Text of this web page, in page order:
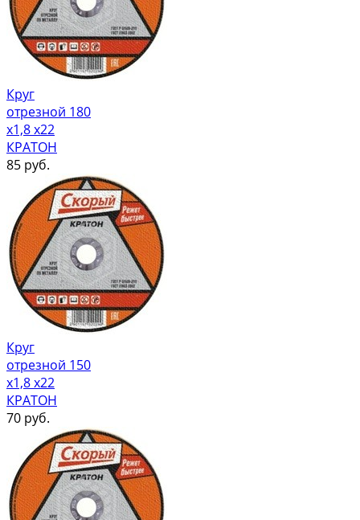
Круг
отрезной 180
х1,8 х22
КРАТОН
85 руб.
Круг
отрезной 150
х1,8 х22
КРАТОН
70 руб.